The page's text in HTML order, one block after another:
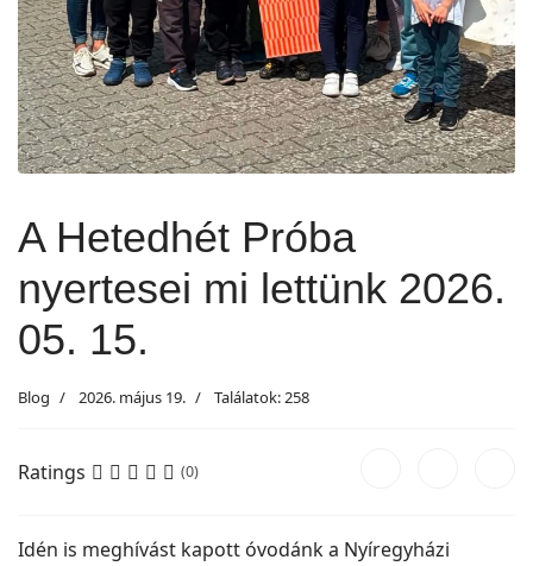
A Hetedhét Próba
nyertesei mi lettünk 2026.
05. 15.
Blog 2026. május 19. Találatok: 258
Ratings (0)
Idén is meghívást kapott óvodánk a Nyíregyházi